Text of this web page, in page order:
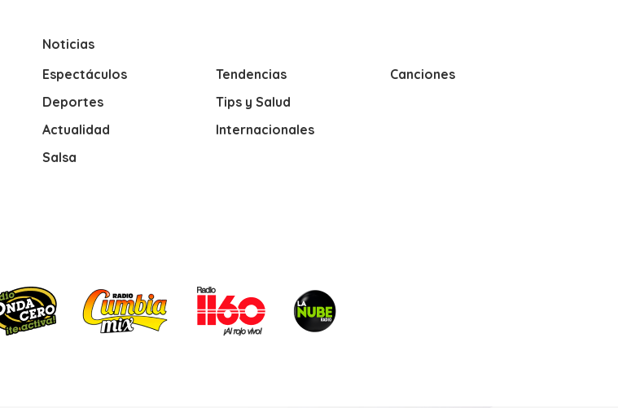
Noticias
Espectáculos
Deportes
Actualidad
Salsa
Tendencias
Tips y Salud
Internacionales
Canciones